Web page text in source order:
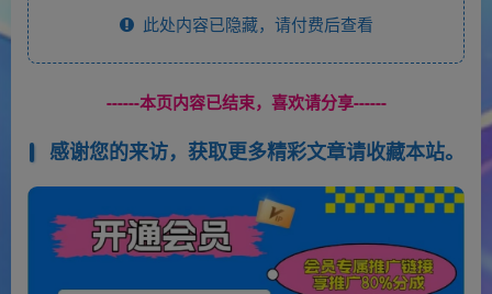
此处内容已隐藏，请付费后查看
------本页内容已结束，喜欢请分享------
感谢您的来访，获取更多精彩文章请收藏本站。